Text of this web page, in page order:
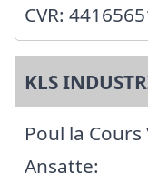
CVR:
KLS
Poul la
Ansatte: